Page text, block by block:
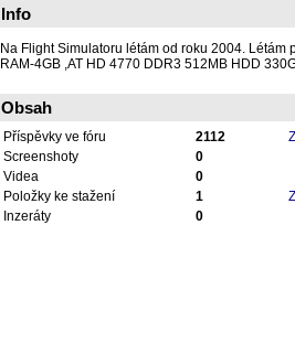
Info
Na Flight Simulatoru létám od roku 2004.
RAM-4GB ,AT HD 4770 DDR3 512MB HDD
Obsah
Příspěvky ve fóru 2112
Screenshoty
0
Videa
0
Položky ke stažení
1
Inzeráty
0